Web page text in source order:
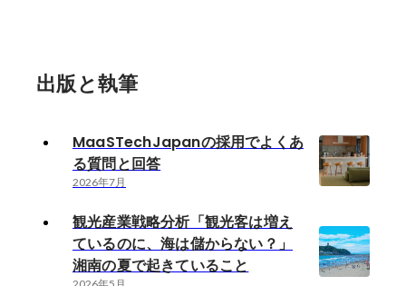
出版と執筆
MaaSTechJapanの採用でよくあ
る質問と回答
2026年7月
観光産業戦略分析「観光客は増え
ているのに、海は儲からない？」
湘南の夏で起きていること